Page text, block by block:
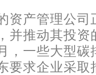
资产管理公司
并推动其投资
，一些大型碳
要求企业采取